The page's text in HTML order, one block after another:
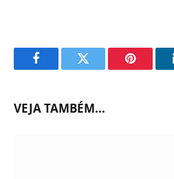
FacebookTwitter Pinterest
VEJA TAMBÉM...